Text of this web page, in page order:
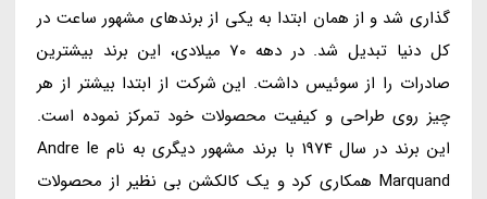
گذاری شد و از همان ابتدا به یکی از برندهای مشهور ساعت در
کل دنیا تبدیل شد. در دهه 70 میلادی، این برند بیشترین
صادرات را از سوئیس داشت. این شرکت از ابتدا بیشتر از هر
چیز روی طراحی و کیفیت محصولات خود تمرکز نموده است.
این برند در سال 1974 با برند مشهور دیگری به نام Andre le
Marquand همکاری کرد و یک کالکشن بی نظیر از محصولات